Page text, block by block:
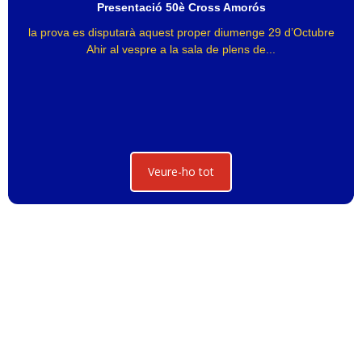
Presentació 50è Cross Amorós
la prova es disputarà aquest proper diumenge 29 d’Octubre
Ahir al vespre a la sala de plens de...
Veure-ho tot